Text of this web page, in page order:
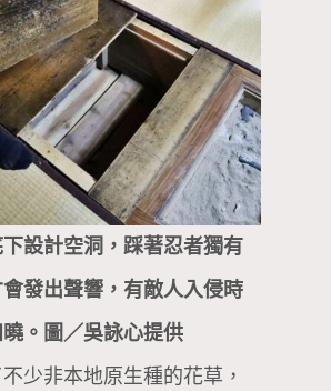
設計空洞，踩著忍者獨有
發出聲響，有敵人入侵時
。圖／吳詠心提供
少非本地原生種的花草，